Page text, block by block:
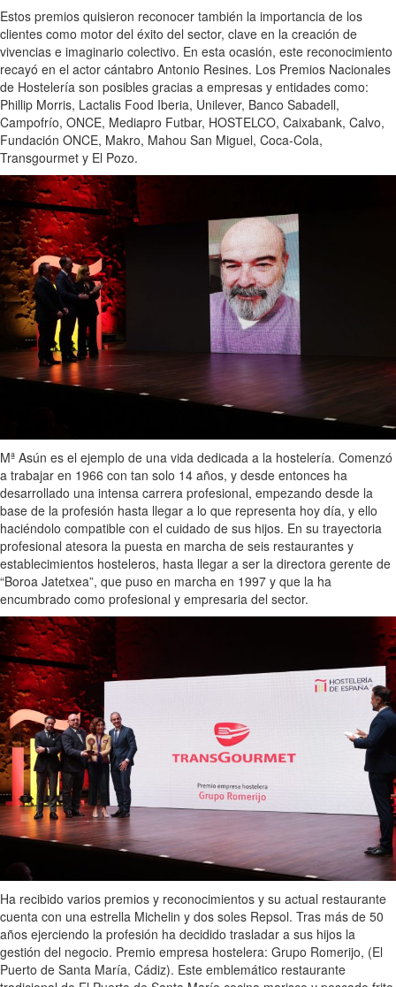
Estos premios quisieron reconocer también la importancia de los
clientes como motor del éxito del sector, clave en la creación de
vivencias e imaginario colectivo. En esta ocasión, este reconocimiento
recayó en el actor cántabro Antonio Resines. Los Premios Nacionales
de Hostelería son posibles gracias a empresas y entidades como:
Phillip Morris, Lactalis Food Iberia, Unilever, Banco Sabadell,
Campofrío, ONCE, Mediapro Futbar, HOSTELCO, Caixabank, Calvo,
Fundación ONCE, Makro, Mahou San Miguel, Coca-Cola,
Transgourmet y El Pozo.
Mª Asún es el ejemplo de una vida dedicada a la hostelería. Comenzó
a trabajar en 1966 con tan solo 14 años, y desde entonces ha
desarrollado una intensa carrera profesional, empezando desde la
base de la profesión hasta llegar a lo que representa hoy día, y ello
haciéndolo compatible con el cuidado de sus hijos. En su trayectoria
profesional atesora la puesta en marcha de seis restaurantes y
establecimientos hosteleros, hasta llegar a ser la directora gerente de
“Boroa Jatetxea”, que puso en marcha en 1997 y que la ha
encumbrado como profesional y empresaria del sector.
Ha recibido varios premios y reconocimientos y su actual restaurante
cuenta con una estrella Michelin y dos soles Repsol. Tras más de 50
años ejerciendo la profesión ha decidido trasladar a sus hijos la
gestión del negocio. Premio empresa hostelera: Grupo Romerijo, (El
Puerto de Santa María, Cádiz). Este emblemático restaurante